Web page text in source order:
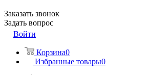
Заказать звонок
Задать вопрос
Войти
Корзина0
Избранные товары0